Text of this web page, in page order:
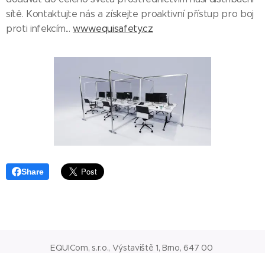
sítě. Kontaktujte nás a získejte proaktivní přístup pro boj
proti infekcím...www.equisafety.cz
Share
EQUICom, s.r.o., Výstaviště 1, Brno, 647 00